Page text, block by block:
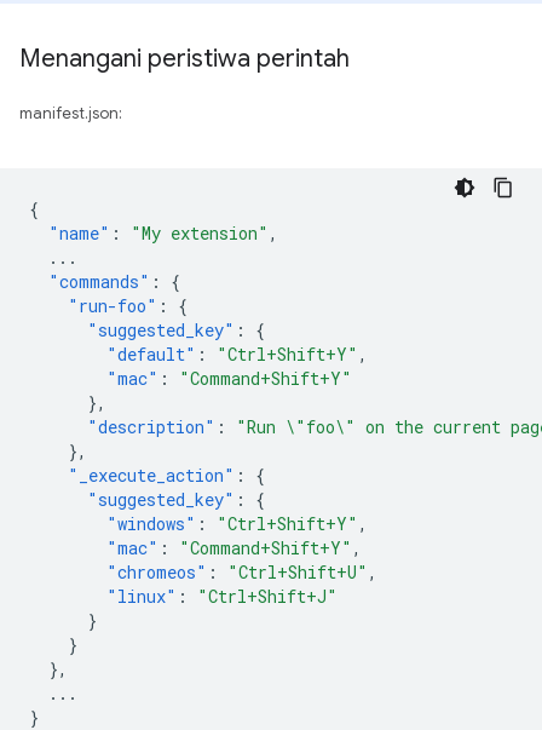
Menangani peristiwa perintah
manifest.json:
{
"name" : "My extension" ,
...
"commands" :
{
"run-foo" :
{
"suggested_key" :
{
"default" : "Ctrl+Shift+Y" ,
"mac" :
"Command+Shift+Y"
},
"description" :
"Run \"foo\" on the current
},
"_execute_action" :
{
"suggested_key" :
{
"windows" : "Ctrl+Shift+Y" ,
"mac" : "Command+Shift+Y" ,
"chromeos" : "Ctrl+Shift+U" ,
"linux" :
"Ctrl+Shift+J"
}
}
},
...
}